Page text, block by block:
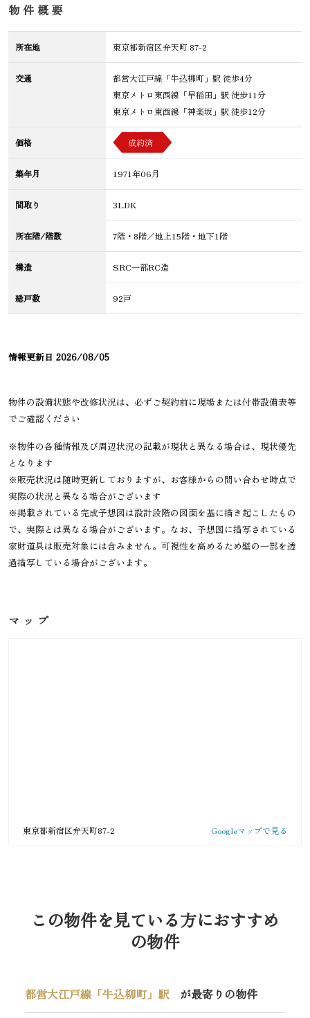
物件概要
所在地 東京都新宿区弁天町 87-2
交通
都営大江戸線「牛込柳町」駅 徒歩4分
東京メトロ東西線「早稲田」駅 徒歩11分
東京メトロ東西線「神楽坂」駅 徒歩12分
価格 成約済
築年月 1971年06月
間取り 3LDK
所在階/階数 7階・8階／地上15階・地下1階
構造 SRC一部RC造
総戸数 92戸
情報更新日 2026/08/05
物件の設備状態や改修状況は、必ずご契約前に現場または付帯設備表等
でご確認ください
※物件の各種情報及び周辺状況の記載が現状と異なる場合は、現状優先
となります
※販売状況は随時更新しておりますが、お客様からの問い合わせ時点で
実際の状況と異なる場合がございます
※掲載されている完成予想図は設計段階の図面を基に描き起こしたもの
で、実際とは異なる場合がございます。なお、予想図に描写されている
家財道具は販売対象には含みません。可視性を高めるため壁の一部を透
過描写している場合がございます。
マップ
東京都新宿区弁天町87-2 Googleマップで見る
この物件を見ている方におすすめ
の物件
都営大江戸線「牛込柳町」駅 が最寄りの物件